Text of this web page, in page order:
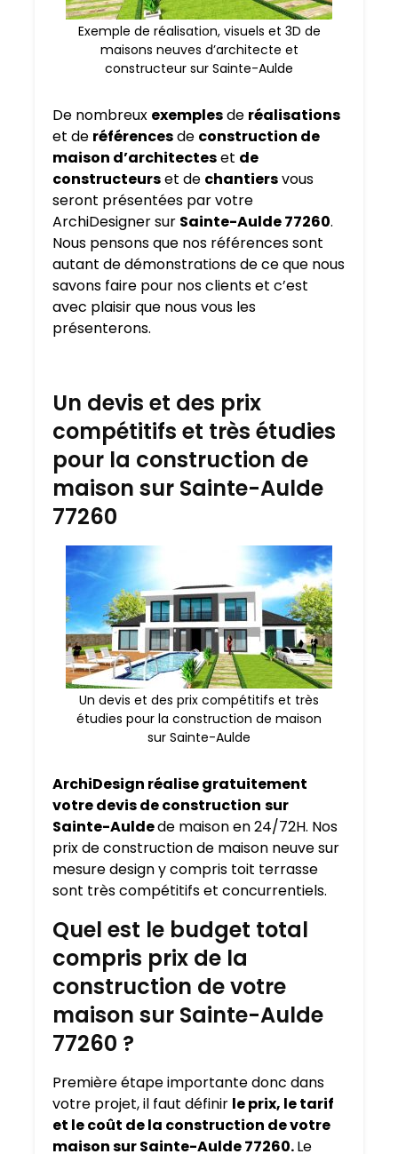
Exemple de réalisation, visuels et 3D de
maisons neuves d’architecte et
constructeur sur Sainte-Aulde
De nombreux exemplesde réalisations
et de référencesde construction de
maison d’architecteset de
constructeurset de chantiersvous
seront présentées par votre
ArchiDesigner sur Sainte-Aulde 77260.
Nous pensons que nos références sont
autant de démonstrations de ce que nous
savons faire pour nos clients et c’est
avec plaisir que nous vous les
présenterons.
Un devis et des prix
compétitifs et très étudies
pour la construction de
maison sur Sainte-Aulde
77260
Un devis et des prix compétitifs et très
étudies pour la construction de maison
sur Sainte-Aulde
ArchiDesign réalise gratuitement
votre devis de construction sur
Sainte-Auldede maison en 24/72H. Nos
prix de construction de maison neuve sur
mesure design y compris toit terrasse
sont très compétitifs et concurrentiels.
Quel est le budget total
compris prix de la
construction de votre
maison sur Sainte-Aulde
77260 ?
Première étape importante donc dans
votre projet, il faut définir le prix, le tarif
et le coût de la construction de votre
maison sur Sainte-Aulde 77260.Le